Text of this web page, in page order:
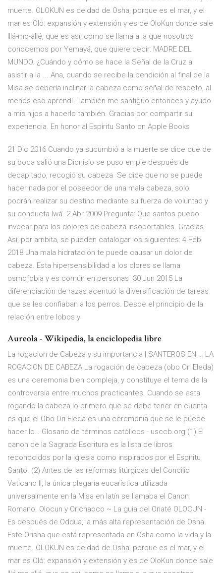
muerte. OLOKUN es deidad de Osha, porque es el mar, y el
mar es Oló: expansión y extensión y es de OloKun donde sale
Illá-mo-allé, que es así, como se llama a la que nosotros
conocemos por Yemayá, que quiere decir: MADRE DEL
MUNDO. ¿Cuándo y cómo se hace la Señal de la Cruz al
asistir a la ... Ana, cuando se recibe la bendición al final de la
Misa se debería inclinar la cabeza como señal de respeto, al
menos eso aprendí. También me santiguo entonces y ayudo
a mis hijos a hacerlo también. Gracias por compartir su
experiencia. ‎En honor al Espíritu Santo on Apple Books
21 Dic 2016 Cuando ya sucumbió a la muerte se dice que de
su boca salió una Dionisio se puso en pie después de
decapitado, recogió su cabeza Se dice que no se puede
hacer nada por el poseedor de una mala cabeza, solo
podrán realizar su destino mediante su fuerza de voluntad y
su conducta Iwá. 2 Abr 2009 Pregunta: Que santos puedo
invocar para los dolores de cabeza insoportables. Gracias.
Así, por arribita, se pueden catalogar los siguientes: 4 Feb
2018 Una mala hidratación te puede causar un dolor de
cabeza. Esta hipersensibilidad a los olores se llama
osmofobia y es común en personas 30 Jun 2015 La
diferenciación de razas acentuó la diversificación de tareas
que se les confiaban a los perros. Desde el principio de la
relación entre lobos y
Aureola - Wikipedia, la enciclopedia libre
La rogacion de Cabeza y su importancia | SANTEROS EN … LA
ROGACION DE CABEZA La rogación de cabeza (obo Ori Eleda)
es una ceremonia bien compleja, y constituye el tema de la
controversia entre muchos practicantes. Cuando se esta
rogando la cabeza lo primero que se debe tener en cuenta
es que el Obo Ori Eleda es una ceremonia que se le puede
hacer lo… Glosario de términos católicos - usccb.org (1) El
canon de la Sagrada Escritura es la lista de libros
reconocidos por la iglesia como inspirados por el Espíritu
Santo. (2) Antes de las reformas litúrgicas del Concilio
Vaticano II, la única plegaria eucarística utilizada
universalmente en la Misa en latín se llamaba el Canon
Romano. Olocun y Orichaoco ~ La guia del Oriaté OLOCUN -
Es después de Oddua, la más alta representación de Osha.
Este Orisha que está representada en Osha como la vida y la
muerte. OLOKUN es deidad de Osha, porque es el mar, y el
mar es Oló: expansión y extensión y es de OloKun donde sale